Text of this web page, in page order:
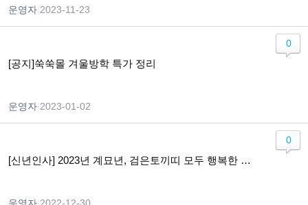
운영자 2023-11-23
[공지]쑥쑥몰 겨울방학 특가 정리
운영자 2023-01-02
0
[신년인사] 2023년 계묘년, 검은토끼띠 모두 행복한 한해 되시길..
0